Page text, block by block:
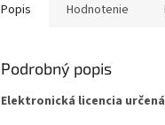
Popis Hodnotenie
Podrobný popis
Elektronická licencia